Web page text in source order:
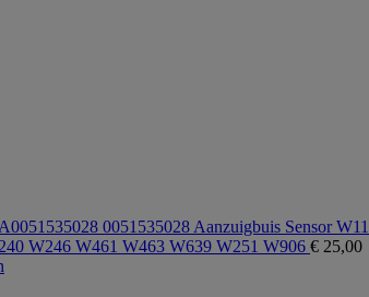
0051535028 Aanzuigbuis Sensor
W246 W461 W463 W639 W251 W906 € 25,00